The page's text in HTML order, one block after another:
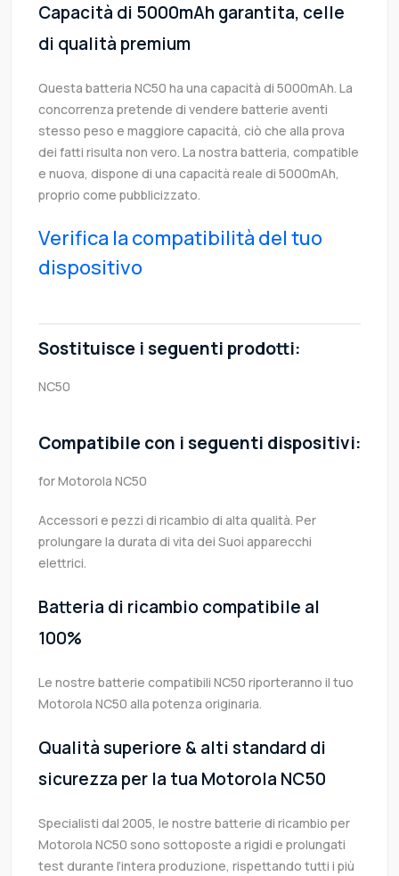
Capacità di 5000mAh garantita, celle
di qualità premium
Questa batteria NC50 ha una capacità di 5000mAh. La
concorrenza pretende di vendere batterie aventi
stesso peso e maggiore capacità, ciò che alla prova
dei fatti risulta non vero. La nostra batteria, compatible
e nuova, dispone di una capacità reale di 5000mAh,
proprio come pubblicizzato.
Verifica la compatibilità del tuo
dispositivo
Sostituisce i seguenti prodotti:
NC50
Compatibile con i seguenti dispositivi:
for Motorola NC50
Accessori e pezzi di ricambio di alta qualità. Per
prolungare la durata di vita dei Suoi apparecchi
elettrici.
Batteria di ricambio compatibile al
100%
Le nostre batterie compatibili NC50 riporteranno il tuo
Motorola NC50 alla potenza originaria.
Qualità superiore & alti standard di
sicurezza per la tua Motorola NC50
Specialisti dal 2005, le nostre batterie di ricambio per
Motorola NC50 sono sottoposte a rigidi e prolungati
test durante l’intera produzione, rispettando tutti i più